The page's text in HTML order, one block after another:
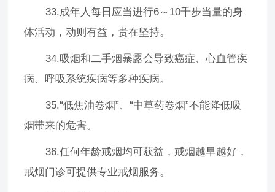
33.成年人每日应当进行6～10千步当量的身
体活动，动则有益，贵在坚持。
34.吸烟和二手烟暴露会导致癌症、心血管疾
病、呼吸系统疾病等多种疾病。
35.“低焦油卷烟”、“中草药卷烟”不能降低吸
烟带来的危害。
36.任何年龄戒烟均可获益，戒烟越早越好，
戒烟门诊可提供专业戒烟服务。